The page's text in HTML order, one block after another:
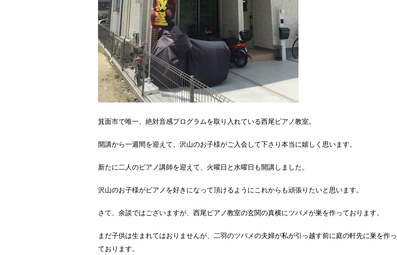
箕面市で唯一、絶対音感プログラムを取り入れている西尾ピアノ教室。
開講から一週間を迎えて、沢山のお子様がご入会して下さり本当に嬉しく思います。
新たに二人のピアノ講師を迎えて、火曜日と水曜日も開講しました。
沢山のお子様がピアノを好きになって頂けるようにこれからも頑張りたいと思います。
さて、余談ではございますが、西尾ピアノ教室の玄関の真横にツバメが巣を作っております。
まだ子供は生まれてはおりませんが、二羽のツバメの夫婦が私が引っ越す前に庭の軒先に巣を作っ
ております。